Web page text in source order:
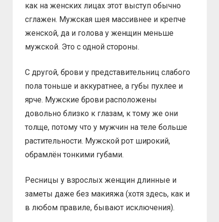
как на женских лицах этот выступ обычно
сглажен. Мужская шея массивнее и крепче
женской, да и голова у женщин меньше
мужской. Это с одной стороны.
С другой, брови у представительниц слабого
пола тоньше и аккуратнее, а губы пухлее и
ярче. Мужские брови расположены
довольно близко к глазам, к тому же они
толще, потому что у мужчин на теле больше
растительности. Мужской рот широкий,
обрамлён тонкими губами.
Ресницы у взрослых женщин длинные и
заметы даже без макияжа (хотя здесь, как и
в любом правиле, бывают исключения).